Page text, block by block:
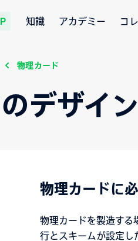
知識 アカデミー コ
物理カード
デザイ
物理カードに
物理カードを製造する
行とスキームが設定し